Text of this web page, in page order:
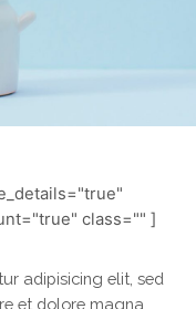
class="" ]
adipisicing elit, sed
et dolore magna